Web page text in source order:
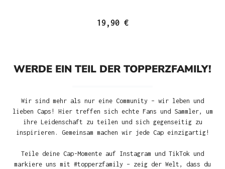
19,90 €
WERDE EIN TEIL DER TOPPERZFAMILY!
Wir sind mehr als nur eine Community – wir leben und
lieben Caps! Hier treffen sich echte Fans und Sammler, um
ihre Leidenschaft zu teilen und sich gegenseitig zu
inspirieren. Gemeinsam machen wir jede Cap einzigartig!
Teile deine Cap-Momente auf Instagram und TikTok und
markiere uns mit #topperzfamily – zeig der Welt, dass du